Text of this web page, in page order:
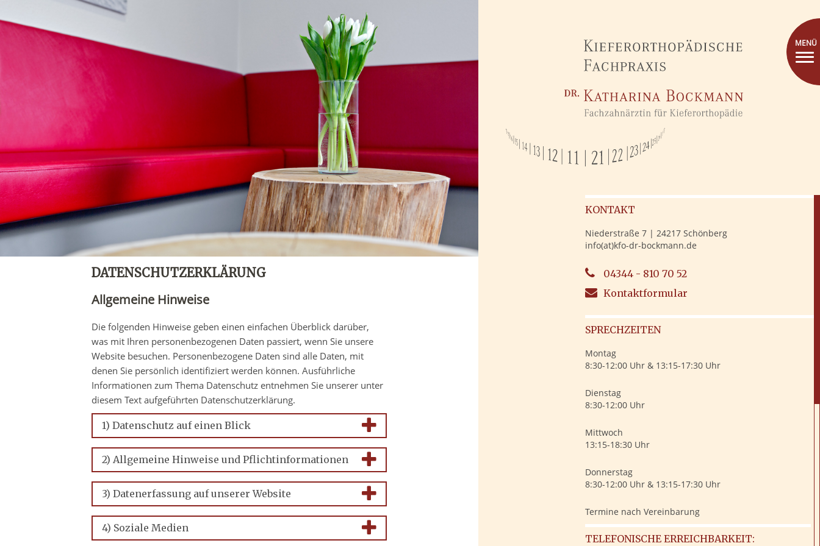
MENÜ
DATENSCHUTZERKLÄRUNG
Allgemeine Hinweise
Die folgenden Hinweise geben einen einfachen Überblick darüber,
was mit Ihren personenbezogenen Daten passiert, wenn Sie unsere
Website besuchen. Personenbezogene Daten sind alle Daten, mit
denen Sie persönlich identifiziert werden können. Ausführliche
Informationen zum Thema Datenschutz entnehmen Sie unserer unter
diesem Text aufgeführten Datenschutzerklärung.
1) Datenschutz auf einen Blick
2) Allgemeine Hinweise und Pflichtinformationen
3) Datenerfassung auf unserer Website
4) Soziale Medien
KONTAKT
Niederstraße 7 | 24217 Schönberg
info(at)kfo-dr-bockmann.de
04344 - 810 70 52
Kontaktformular
SPRECHZEITEN
Montag
8:30-12:00 Uhr & 13:15-17:30 Uhr
Dienstag
8:30-12:00 Uhr
Mittwoch
13:15-18:30 Uhr
Donnerstag
8:30-12:00 Uhr & 13:15-17:30 Uhr
Termine nach Vereinbarung
TELEFONISCHE ERREICHBARKEIT: